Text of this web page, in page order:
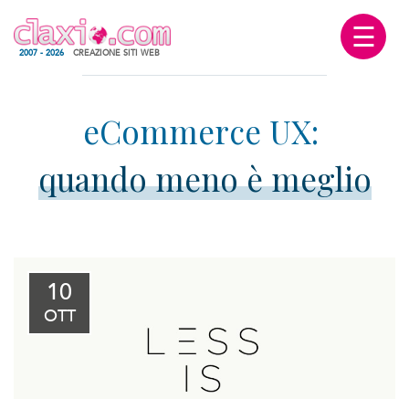
2007 - 2026 CREAZIONE SITI WEB ☰
quando meno è meglio
10
OTT